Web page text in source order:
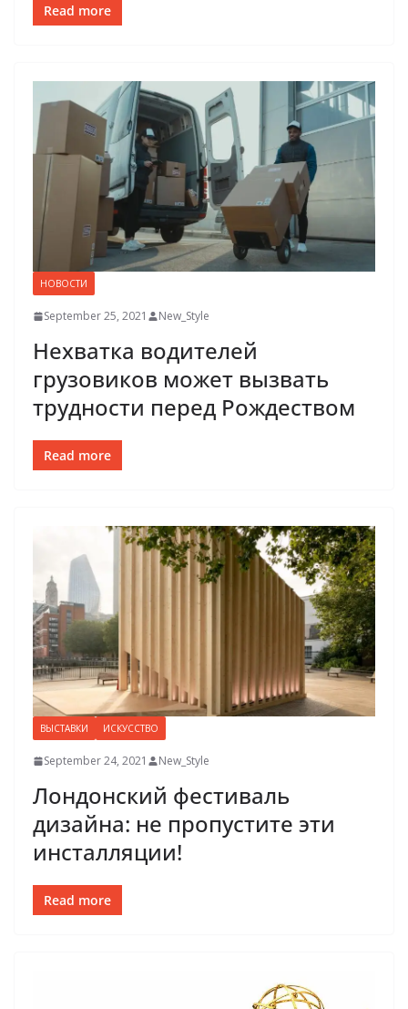
Read more
НОВОСТИ
September 25, 2021 New_Style
Нехватка водителей
грузовиков может вызвать
трудности перед Рождеством
Read more
ВЫСТАВКИ ИСКУССТВО
September 24, 2021 New_Style
Лондонский фестиваль
дизайна: не пропустите эти
инсталляции!
Read more